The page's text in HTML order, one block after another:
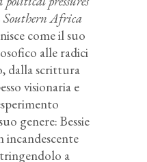
Africa
come il suo
alle radici
dalla scrittura
visionaria e
genere: Bessie
incandescente
a